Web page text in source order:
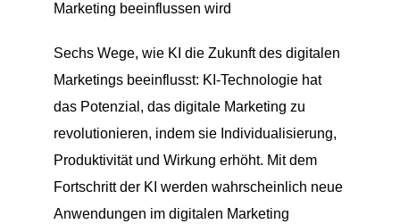
Marketing beeinflussen wird
Sechs Wege, wie KI die Zukunft des digitalen
Marketings beeinflusst: KI-Technologie hat
das Potenzial, das digitale Marketing zu
revolutionieren, indem sie Individualisierung,
Produktivität und Wirkung erhöht. Mit dem
Fortschritt der KI werden wahrscheinlich neue
Anwendungen im digitalen Marketing